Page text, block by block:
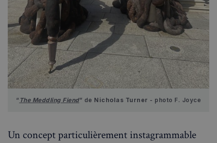
“ The Meddling Fiend” de Nicholas Turner - photo F. Joyce
Un concept particulièrement instagrammable